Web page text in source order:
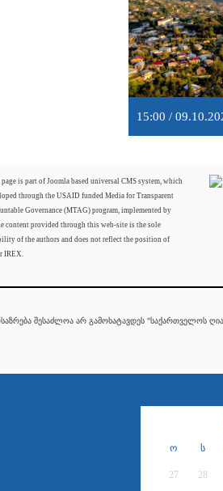
15:00 /
is part of Joomla based universal CMS system, which
through the USAID funded Media for Transparent
Governance (MTAG) program, implemented by
content provided through this web-site is the sole
of the authors and does not reflect the position of
IREX.
შესაძლოა არ გამოხატავდეს "საქართველოს ღია
ო ს
27 28